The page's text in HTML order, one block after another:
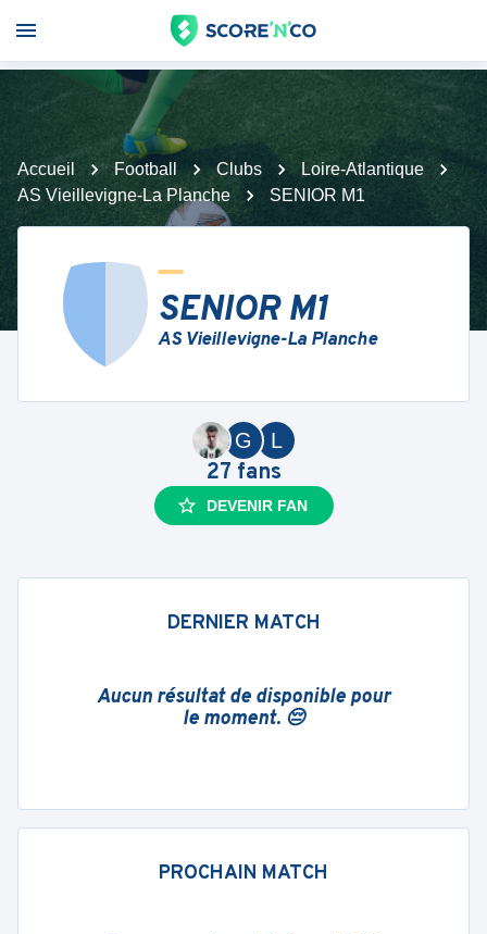
Accueil Football Clubs
Loire-Atlantique
AS Vieillevigne-La Planche
SENIOR M1
SENIOR M1
AS Vieillevigne-La Planche
L
G
27 fans
DEVENIR FAN
DERNIER MATCH
Aucun résultat de disponible pour
le moment. 😔
PROCHAIN MATCH